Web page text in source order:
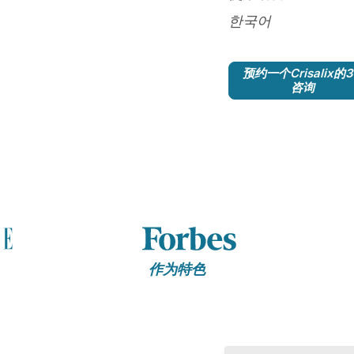
한국어
预约一个Crisalix的
咨询
作为特色